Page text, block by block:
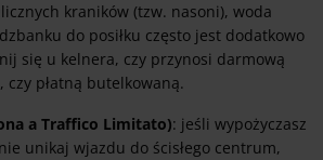
kraników (tzw. nasoni), woda
do posiłku często jest dodatkowo
się u kelnera, czy przynosi darmową
czy płatną butelkowaną.
a Traffico Limitato): jeśli wypożyczasz
unikaj wjazdu do ścisłego centrum,